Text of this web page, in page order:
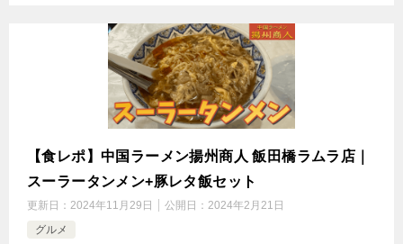
【食レポ】中国ラーメン揚州商人 飯田橋ラムラ店｜
スーラータンメン+豚レタ飯セット
更新日： 2024年11月29日 公開日： 2024年2月21日
グルメ